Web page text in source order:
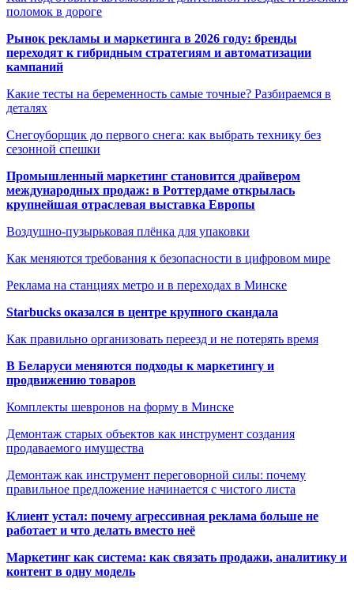
поломок в дороге
Рынок рекламы и маркетинга в 2026 году: бренды
переходят к гибридным стратегиям и автоматизации
кампаний
Какие тесты на беременность самые точные? Разбираемся в
деталях
Снегоуборщик до первого снега: как выбрать технику без
сезонной спешки
Промышленный маркетинг становится драйвером
международных продаж: в Роттердаме открылась
крупнейшая отраслевая выставка Европы
Воздушно-пузырьковая плёнка для упаковки
Как меняются требования к безопасности в цифровом мире
Реклама на станциях метро и в переходах в Минске
Starbucks оказался в центре крупного скандала
Как правильно организовать переезд и не потерять время
В Беларуси меняются подходы к маркетингу и
продвижению товаров
Комплекты шевронов на форму в Минске
Демонтаж старых объектов как инструмент создания
продаваемого имущества
Демонтаж как инструмент переговорной силы: почему
правильное предложение начинается с чистого листа
Клиент устал: почему агрессивная реклама больше не
работает и что делать вместо неё
Маркетинг как система: как связать продажи, аналитику и
контент в одну модель